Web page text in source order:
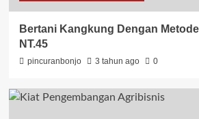
Bertani Kangkung Dengan
NT.45
pincuranbonjo 3 tahun ago 0